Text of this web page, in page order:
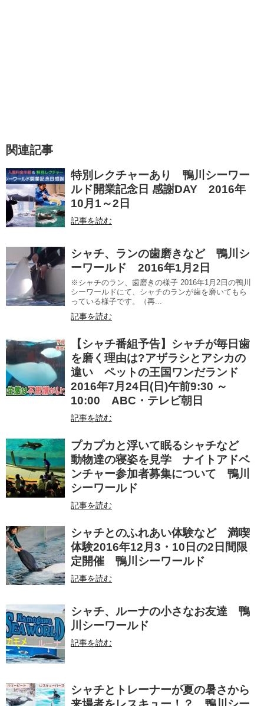
関連記事
特別レクチャーあり 鴨川シーワー
ルド開業記念日 感謝DAY 2016年
10月1～2日
記事を読む
シャチ、ランの歯磨きなど 鴨川シ
ーワールド 2016年1月2日
※シャチのラン、歯磨きの様子 2016年1月2日の鴨川
シーワールドにて、シャチのランが歯を磨いてもら
っている様子です。（再...
記事を読む
【シャチ番組予告】シャチが毎日歯
を磨く理由は?アザラシとアシカの
違い ペットの王国ワンだランド
2016年7月24日(日)午前9:30 ～
10:00 ABC・テレビ朝日
記事を読む
プカプカと浮いて眠るシャチなど
動物達の寝姿を見学 ナイトアドベ
ンチャー参加者募集について 鴨川
シーワールド
記事を読む
シャチとのふれあい体験など 満喫
体験2016年12月3・10日の2日間限
定開催 鴨川シーワールド
記事を読む
シャチ、ルーナの小さなお友達 鴨
川シーワールド
記事を読む
シャチとトレーナーが夏の暑さから